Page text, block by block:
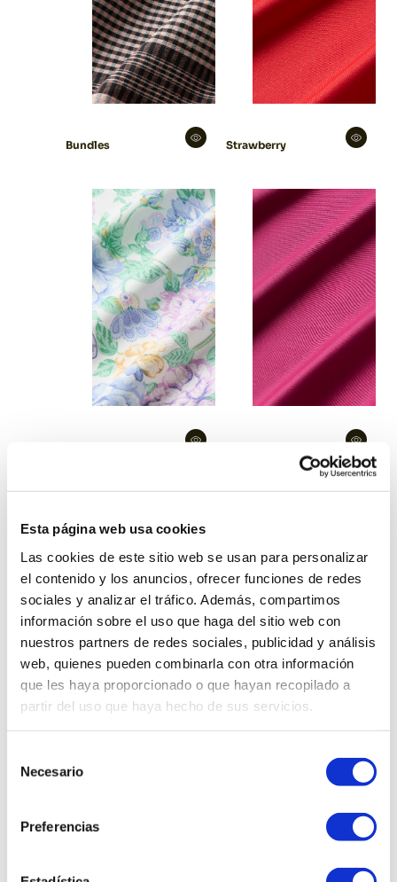
Esta página web usa cookies
Las cookies de este sitio web se usan para personalizar
el contenido y los anuncios, ofrecer funciones de redes
sociales y analizar el tráfico. Además, compartimos
información sobre el uso que haga del sitio web con
nuestros partners de redes sociales, publicidad y análisis
web, quienes pueden combinarla con otra información
que les haya proporcionado o que hayan recopilado a
partir del uso que haya hecho de sus servicios.
Necesario
Preferencias
Bundles Strawberry